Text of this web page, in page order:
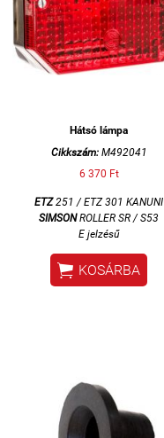
Hátsó lámpa
Cikkszám:M492041
6 370 Ft
ETZ251 / ETZ 301 KANUNI
SIMSONROLLER SR / S53
E jelzésű
 KOSÁRBA